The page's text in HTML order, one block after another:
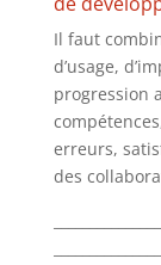
Il faut
d’usage,
progression
erreurs,
des